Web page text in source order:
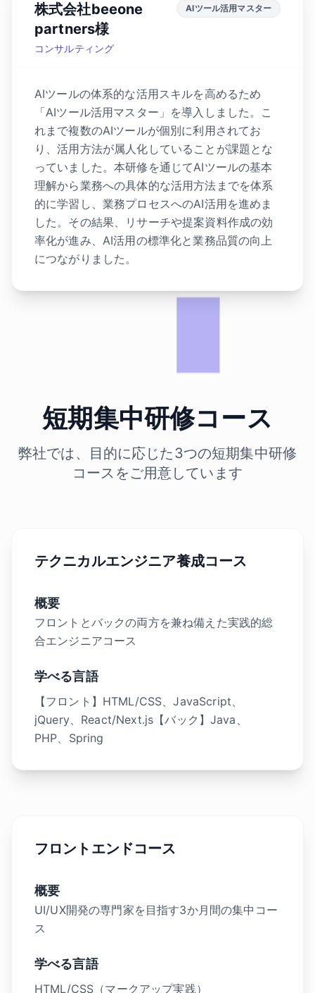
株式会社beeone
partners様
コンサルティング
AIツール活用マスター
AIツールの体系的な活用スキルを高めるため
「AIツール活用マスター」を導入しました。こ
れまで複数のAIツールが個別に利用されてお
り、活用方法が属人化していることが課題とな
っていました。本研修を通じてAIツールの基本
理解から業務への具体的な活用方法までを体系
的に学習し、業務プロセスへのAI活用を進めま
した。その結果、リサーチや提案資料作成の効
率化が進み、AI活用の標準化と業務品質の向上
につながりました。
短期集中研修コース
弊社では、目的に応じた3つの短期集中研修
コースをご用意しています
テクニカルエンジニア養成コース
概要
フロントとバックの両方を兼ね備えた実践的総
合エンジニアコース
学べる言語
【フロント】HTML/CSS、JavaScript、
jQuery、React/Next.js【バック】Java、
PHP、Spring
フロントエンドコース
概要
UI/UX開発の専門家を目指す3か月間の集中コー
ス
学べる言語
HTML/CSS（マークアップ実践）